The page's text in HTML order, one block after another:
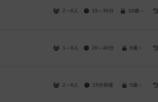
2～6人 15～30分 10歳～
1～8人 20～40分 8歳～
2～6人 15分前後 5歳～